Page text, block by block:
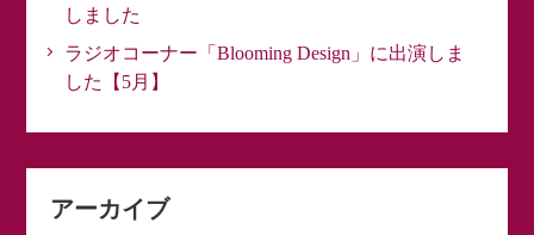
しました
ラジオコーナー「Blooming Design」に出演しま
した【5月】
アーカイブ